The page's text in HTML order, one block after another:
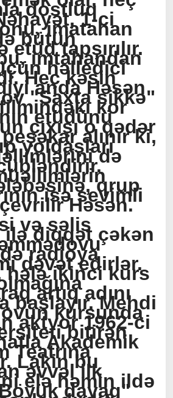
dostluq1-ci
imatahan
bütün
etüd tapşırılır.
imtahandan
həlledici
Heç kəsin
anda Həsən
"Saxta sikkə"
kor
etüdünü
çıxışı o qədər
alınır ki,
yoldaşları
də
qrup
isə sevimli
Həsən.
və səlis
ilə diqqət çəkən
radioya
dəvət edirlər.
hələ ikinci kurs
artıq adını
başlayır. Mehdi
kursunda
aktyor 1962-ci
bitirən
Akademik
Teatrına
Lakin bu
əvvəl ilk
elə həmin ildə
dayaq"